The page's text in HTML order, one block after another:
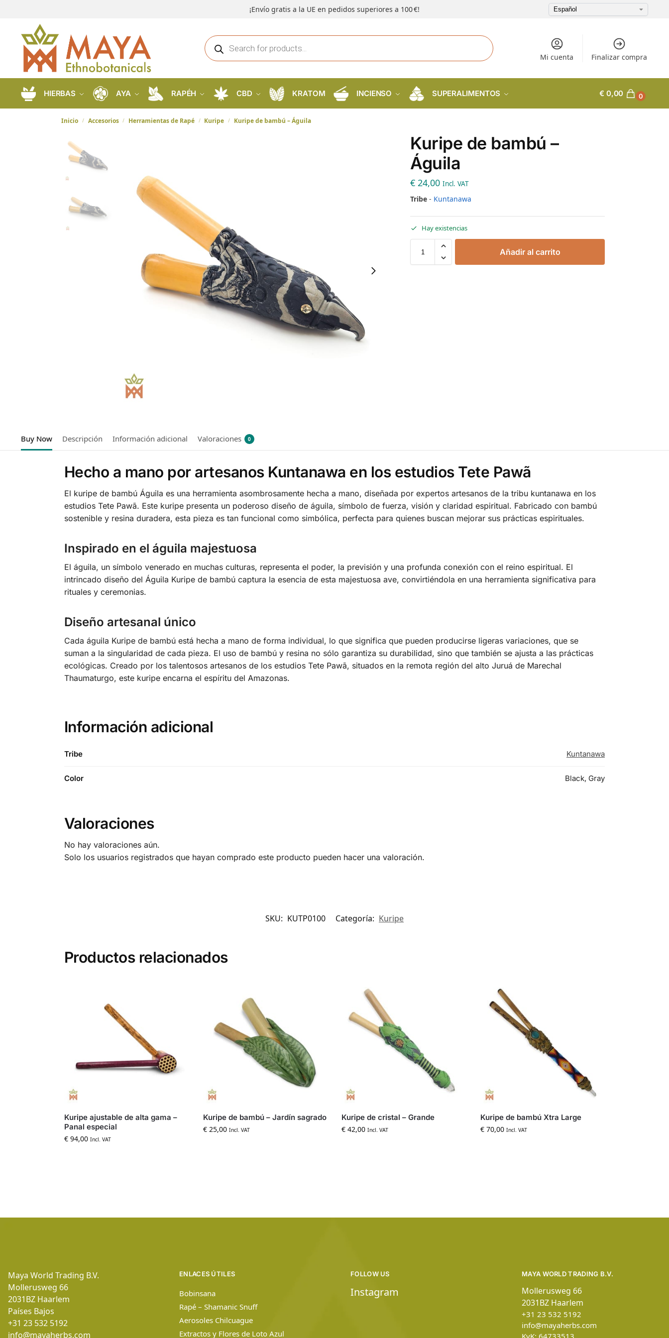
¡Envío gratis a la UE en pedidos superiores a 100 €!
Mi cuenta Finalizar compra
HIERBAS AYA RAPÉH CBD KRATOM INCIENSO SUPERALIMENTOS € 0,00 0
Inicio / Accesorios / Herramientas de Rapé / Kuripe / Kuripe de bambú – Águila
Kuripe de bambú –
Águila
€ 24,00 Incl. VAT
Tribe - Kuntanawa
Hay existencias
Añadir al carrito
Buy Now Descripción Información adicional Valoraciones 0
Hecho a mano por artesanos Kuntanawa en los estudios Tete Pawã
El kuripe de bambú Águila es una herramienta asombrosamente hecha a mano, diseñada por expertos artesanos de la tribu kuntanawa en los
estudios Tete Pawã. Este kuripe presenta un poderoso diseño de águila, símbolo de fuerza, visión y claridad espiritual. Fabricado con bambú
sostenible y resina duradera, esta pieza es tan funcional como simbólica, perfecta para quienes buscan mejorar sus prácticas espirituales.
Inspirado en el águila majestuosa
El águila, un símbolo venerado en muchas culturas, representa el poder, la previsión y una profunda conexión con el reino espiritual. El
intrincado diseño del Águila Kuripe de bambú captura la esencia de esta majestuosa ave, convirtiéndola en una herramienta significativa para
rituales y ceremonias.
Diseño artesanal único
Cada águila Kuripe de bambú está hecha a mano de forma individual, lo que significa que pueden producirse ligeras variaciones, que se
suman a la singularidad de cada pieza. El uso de bambú y resina no sólo garantiza su durabilidad, sino que también se ajusta a las prácticas
ecológicas. Creado por los talentosos artesanos de los estudios Tete Pawã, situados en la remota región del alto Juruá de Marechal
Thaumaturgo, este kuripe encarna el espíritu del Amazonas.
Información adicional
Tribe Kuntanawa
Color Black, Gray
Valoraciones
No hay valoraciones aún.
Solo los usuarios registrados que hayan comprado este producto pueden hacer una valoración.
SKU: KUTP0100 Categoría: Kuripe
Productos relacionados
Kuripe ajustable de alta gama –
Panal especial
€94,00 Incl. VAT
Kuripe de bambú – Jardín sagrado
€25,00 Incl. VAT
Kuripe de cristal – Grande
€ 42,00 Incl. VAT
Kuripe de bambú Xtra Large
€ 70,00 Incl. VAT
Maya World Trading B.V.
Mollerusweg 66
2031BZ Haarlem
Países Bajos
+31 23 532 5192
info@mayaherbs.com
ENLACES ÚTILES
Bobinsana
Rapé – Shamanic Snuff
Aerosoles Chilcuague
Extractos y Flores de Loto Azul
MAYA WORLD TRADING B.V.
Mollerusweg 66
2031BZ Haarlem
+31 23 532 5192
info@mayaherbs.com
FOLLOW US
Instagram